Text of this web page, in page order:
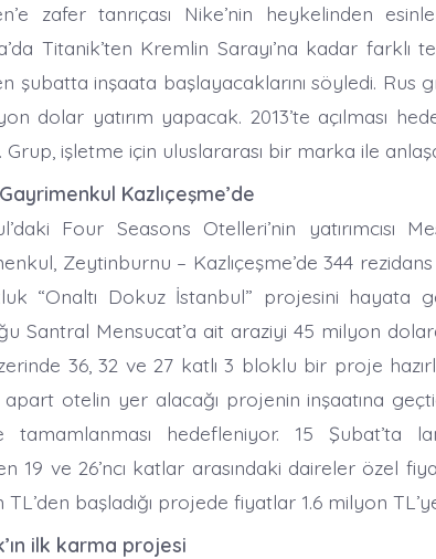
zafer tanrıçası Nike’nin heykelinden
Titanik’ten Kremlin Sarayı’na kadar
şubatta inşaata başlayacaklarını söyledi. Rus
dolar yatırım yapacak. 2013’te açılması
Grup, işletme için uluslararası bir marka ile
Kazlıçeşme’de
Four Seasons Otelleri’nin yatırımcısı
Zeytinburnu – Kazlıçeşme’de 344
“Onaltı Dokuz İstanbul” projesini hayata
Santral Mensucat’a ait araziyi 45 milyon
36, 32 ve 27 katlı 3 bloklu bir proje
otelin yer alacağı projenin inşaatına
tamamlanması hedefleniyor. 15 Şubat’ta
19 ve 26’ncı katlar arasındaki daireler özel
TL’den başladığı projede fiyatlar 1.6 milyon
ilk karma projesi